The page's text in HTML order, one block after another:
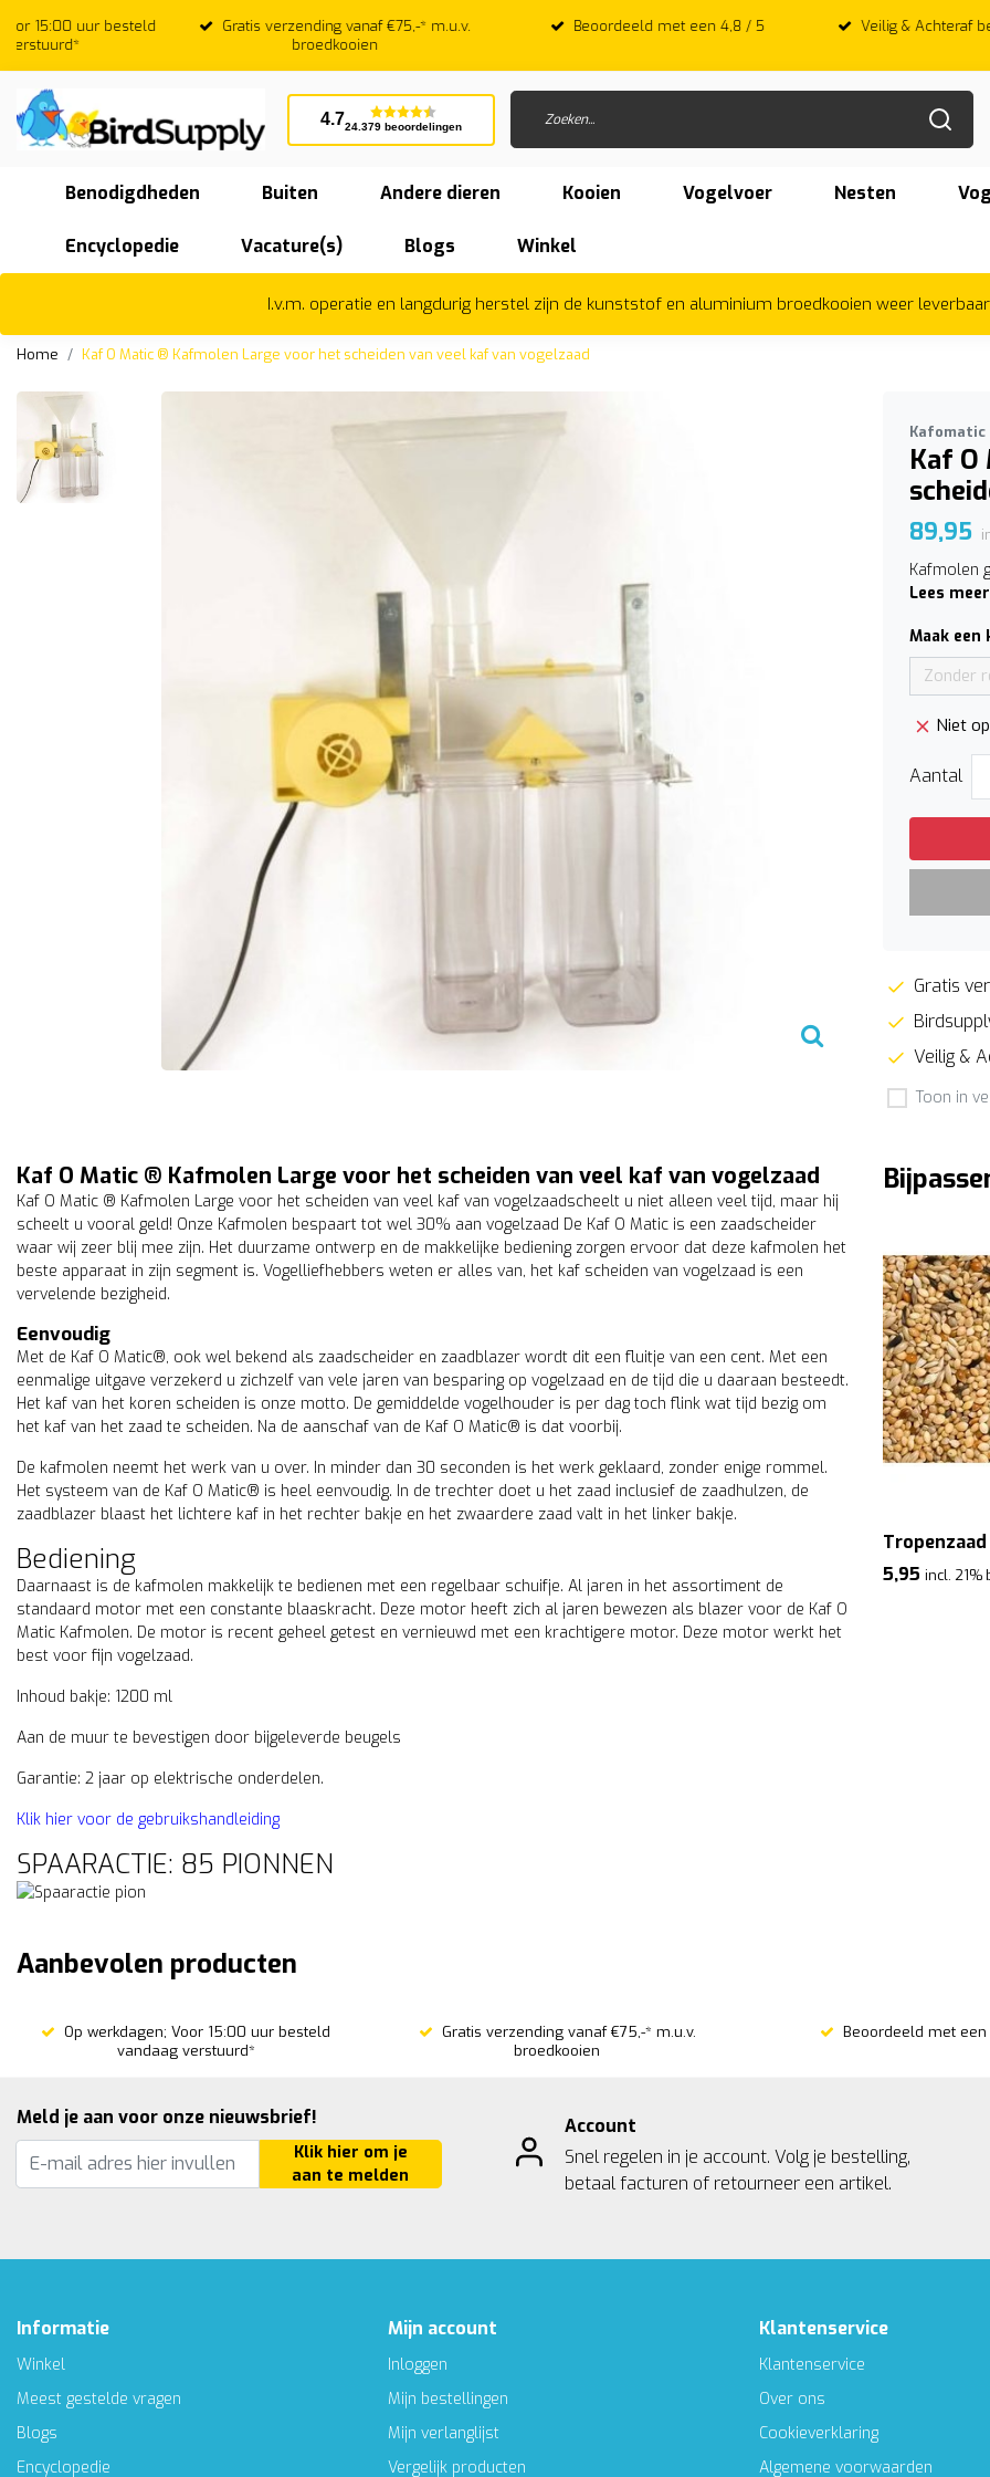
Gratis verzending vanaf €75,-* m.u.v.
Beoordeeld met een 4,8 / 5 Veilig & Achteraf betalen met Afterpay
4.724.379 beoordelingen
Benodigdheden Buiten Andere dieren Kooien Vogelvoer Nesten
Encyclopedie Vacature(s) Blogs Winkel
I.v.m. operatie en langdurig herstel zijn de kunststof en aluminium broedkooien weer
Home Kaf O Matic ® Kafmolen Large voor het scheiden van veel kaf van vogelzaad
Kafomatic
Kaf
89,95
Kafmolen
Lees meer
Maak een
Zonder
Niet
Aantal
Gratis
Veilig &
Toon in
Kaf O Matic ® Kafmolen Large voor het scheiden van veel kaf van vogelzaad
Kaf O Matic ® Kafmolen Large voor het scheiden van veel kaf van vogelzaadscheelt u niet alleen veel tijd, maar hij
scheelt u vooral geld! Onze Kafmolen bespaart tot wel 30% aan vogelzaad De Kaf O Matic is een zaadscheider
waar wij zeer blij mee zijn. Het duurzame ontwerp en de makkelijke bediening zorgen ervoor dat deze kafmolen het
beste apparaat in zijn segment is. Vogelliefhebbers weten er alles van, het kaf scheiden van vogelzaad is een
vervelende bezigheid.
Eenvoudig
Met de Kaf O Matic®, ook wel bekend als zaadscheider en zaadblazer wordt dit een fluitje van een cent. Met een
eenmalige uitgave verzekerd u zichzelf van vele jaren van besparing op vogelzaad en de tijd die u daaraan besteedt.
Het kaf van het koren scheiden is onze motto. De gemiddelde vogelhouder is per dag toch flink wat tijd bezig om
het kaf van het zaad te scheiden. Na de aanschaf van de Kaf O Matic® is dat voorbij.
De kafmolen neemt het werk van u over. In minder dan 30 seconden is het werk geklaard, zonder enige rommel.
Het systeem van de Kaf O Matic® is heel een­voudig. In de trechter doet u het zaad inclusief de zaadhulzen, de
zaadblazer blaast het lichtere kaf in het rechter bakje en het zwaardere zaad valt in het linker bakje.
Bediening
Daarnaast is de kafmolen makkelijk te bedienen met een regelbaar schuifje. Al jaren in het assortiment de
standaard motor met een constante blaaskracht. Deze motor heeft zich al jaren bewezen als blazer voor de Kaf O
Matic Kafmolen. De motor is recent geheel getest en vernieuwd met een krachtigere motor. Deze motor werkt het
best voor fijn vogelzaad.
Inhoud bakje: 1200 ml
Aan de muur te bevestigen door bijgeleverde beugels
Garantie: 2 jaar op elektrische onderdelen.
Klik hier voor de gebruikshandleiding
SPAARACTIE: 85 PIONNEN
Tropenzaad
5,95 incl. 21%
Aanbevolen producten
Op werkdagen; Voor 15:00 uur besteld
vandaag verstuurd*
Gratis verzending vanaf €75,-* m.u.v.
broedkooien
Beoordeeld met
Meld je aan voor onze nieuwsbrief!
Klik hier om je
aan te melden
Account
Snel regelen in je account. Volg je bestelling,
betaal facturen of retourneer een artikel.
Informatie
Winkel
Meest gestelde vragen
Blogs
Encyclopedie
Mijn account
Inloggen
Mijn bestellingen
Mijn verlanglijst
Vergelijk producten
Klantenservice
Klantenservice
Over ons
Cookieverklaring
Algemene voorwaarden